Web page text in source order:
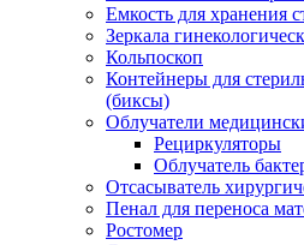
Емкость для хранения
Зеркала
Кольпоскоп
Контейнеры для
(биксы)
Облучатели
Рециркуляторы
Облучатель
Отсасыватель
Пенал для переноса
Ростомер